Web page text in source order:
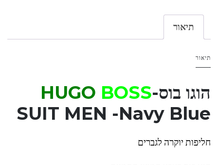
תיאור
תיאור
הוגו בוס- HUGO BOSS
SUIT MEN -Navy Blue
חליפות יוקרה לגברים